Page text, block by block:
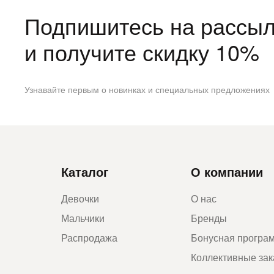
Подпишитесь на
и получите скидку 10%
Узнавайте первым о новинках и специальных предложениях
Каталог
Девочки
Мальчики
Распродажа
О компании
О нас
Бренды
Бонусная
Коллективные